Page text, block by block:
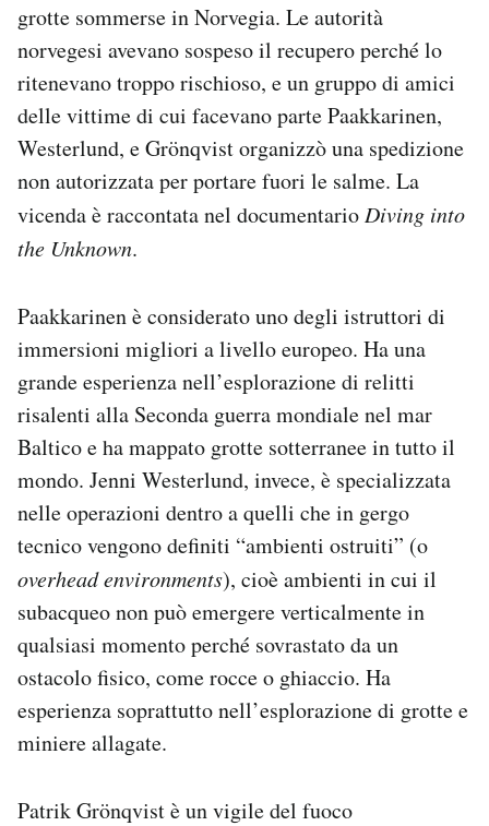
grotte sommerse in Norvegia. Le autorità
norvegesi avevano sospeso il recupero perché lo
ritenevano troppo rischioso, e un gruppo di amici
delle vittime di cui facevano parte Paakkarinen,
Westerlund, e Grönqvist organizzò una spedizione
non autorizzata per portare fuori le salme. La
vicenda è raccontata nel documentario Diving into
the Unknown.
Paakkarinen è considerato uno degli istruttori di
immersioni migliori a livello europeo. Ha una
grande esperienza nell’esplorazione di relitti
risalenti alla Seconda guerra mondiale nel mar
Baltico e ha mappato grotte sotterranee in tutto il
mondo. Jenni Westerlund, invece, è specializzata
nelle operazioni dentro a quelli che in gergo
tecnico vengono definiti “ambienti ostruiti” (o
overhead environments), cioè ambienti in cui il
subacqueo non può emergere verticalmente in
qualsiasi momento perché sovrastato da un
ostacolo fisico, come rocce o ghiaccio. Ha
esperienza soprattutto nell’esplorazione di grotte e
miniere allagate.
Patrik Grönqvist è un vigile del fuoco